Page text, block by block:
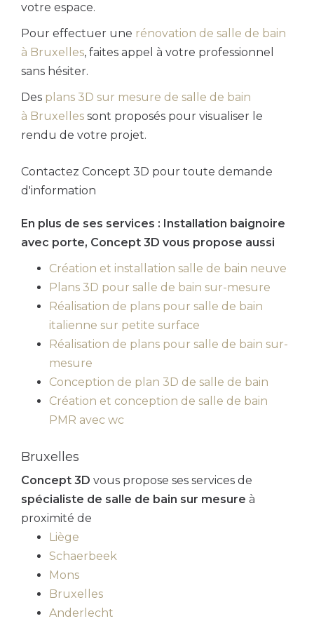
votre espace.
Pour effectuer une rénovation de salle de bain
à Bruxelles, faites appel à votre professionnel
sans hésiter.
Des plans 3D sur mesure de salle de bain
à Bruxelles sont proposés pour visualiser le
rendu de votre projet.
Contactez Concept 3D pour toute demande
d'information
En plus de ses services : Installation baignoire
avec porte, Concept 3D vous propose aussi
Création et installation salle de bain neuve
Plans 3D pour salle de bain sur-mesure
Réalisation de plans pour salle de bain
italienne sur petite surface
Réalisation de plans pour salle de bain sur-
mesure
Conception de plan 3D de salle de bain
Création et conception de salle de bain
PMR avec wc
Bruxelles
Concept 3D vous propose ses services de
spécialiste de salle de bain sur mesure à
proximité de
Liège
Schaerbeek
Mons
Bruxelles
Anderlecht